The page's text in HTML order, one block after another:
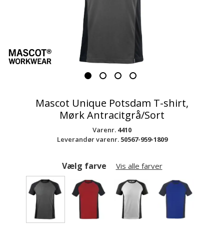
Mascot Unique Potsdam T-shirt,
Mørk Antracitgrå/Sort
Varenr. 4410
Leverandør varenr. 50567-959-1809
Vælg farve Vis alle farver